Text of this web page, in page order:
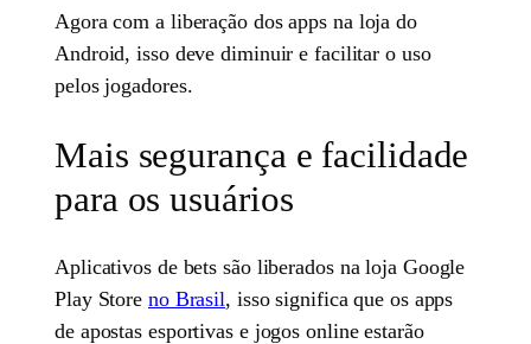
Agora com a liberação dos apps na loja do
Android, isso deve diminuir e facilitar o uso
pelos jogadores.
Mais segurança e facilidade
para os usuários
Aplicativos de bets são liberados na loja Google
Play Store no Brasil, isso significa que os apps
de apostas esportivas e jogos online estarão